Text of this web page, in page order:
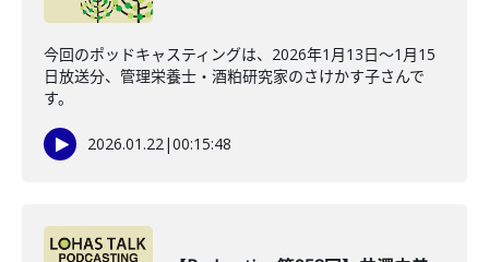
今回のポッドキャスティングは、2026年1月13日〜1月15
日放送分、管理栄養士・酒粕研究家のさけかす子さんで
す。
2026.01.22|00:15:48